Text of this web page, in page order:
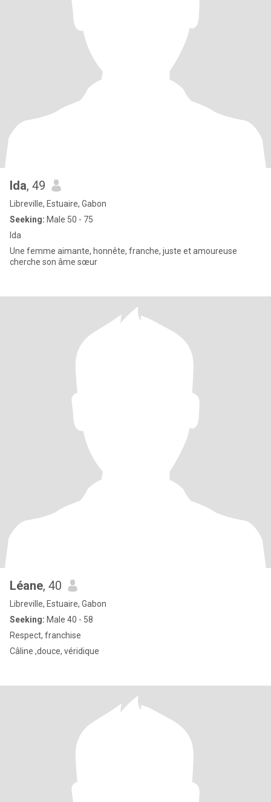
Ida, 49
Libreville, Estuaire, Gabon
Seeking: Male 50 - 75
Ida
Une femme aimante, honnête, franche, juste et amoureuse
cherche son âme sœur
Léane, 40
Libreville, Estuaire, Gabon
Seeking: Male 40 - 58
Respect, franchise
Câline ,douce, véridique